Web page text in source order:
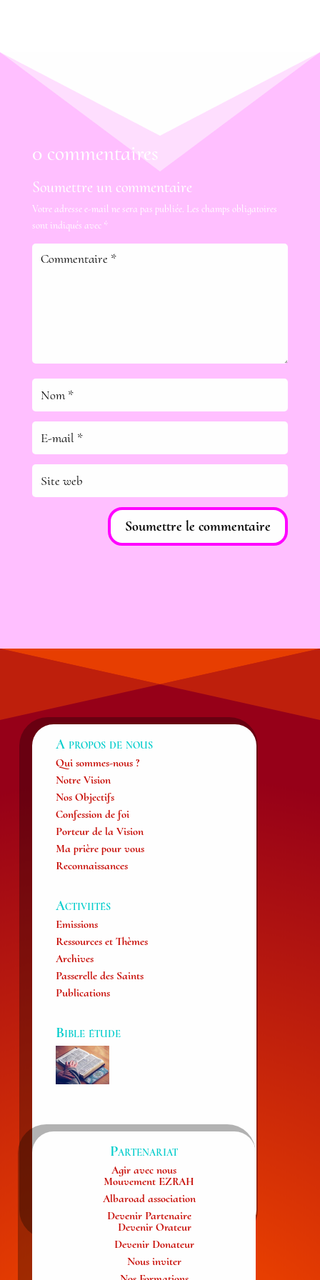
0 commentaires
Soumettre un commentaire
Votre adresse e-mail ne sera pas publiée. Les champs obligatoires
sont indiqués avec *
Soumettre le commentaire
A propos de nous
Qui sommes-nous ?
Notre Vision
Nos Objectifs
Confession de foi
Porteur de la Vision
Ma prière pour vous
Reconnaissances
Activiités
Emissions
Ressources et Thèmes
Archives
Passerelle des Saints
Publications
Bible étude
Partenariat
Agir avec nous
Mouvement EZRAH
Albaroad association
Devenir Partenaire
Devenir Orateur
Devenir Donateur
Nous inviter